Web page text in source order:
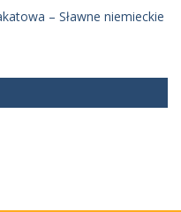
– Sławne niemieckie